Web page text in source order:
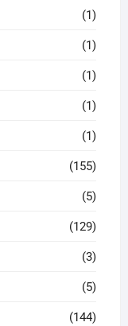
(1)
(1)
(1)
(1)
(1)
(155)
(5)
(129)
(3)
(5)
(144)